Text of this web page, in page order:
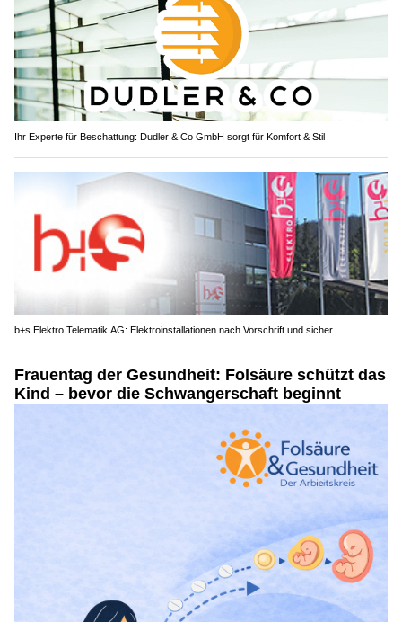
Ihr Experte für Beschattung: Dudler & Co GmbH sorgt für Komfort & Stil
b+s Elektro Telematik AG: Elektroinstallationen nach Vorschrift und sicher
Frauentag der Gesundheit: Folsäure schützt das
Kind – bevor die Schwangerschaft beginnt